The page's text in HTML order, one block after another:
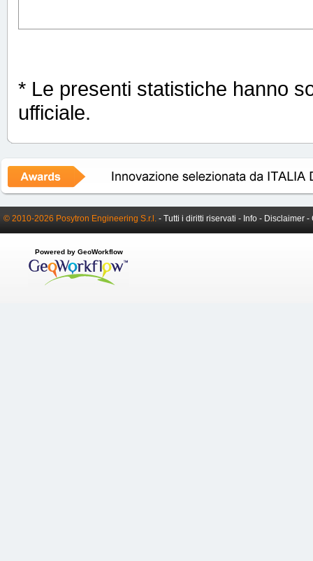
* Le presenti statistiche hanno
ufficiale.
© 2010-2026 Posytron Engineering S.r.l. - Tutti i diritti riservati - Info - Disclaimer -
Powered by GeoWorkflow